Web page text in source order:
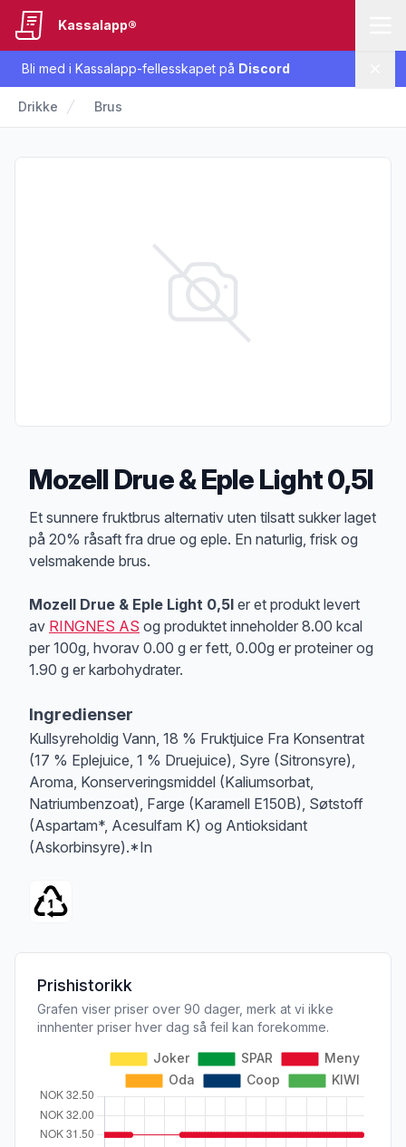
Bli med i Kassalapp-fellesskapet på Discord
Kassalapp®
Drikke Brus
Mozell Drue & Eple Light 0,5l
Produktbeskrivelse
Et sunnere fruktbrus alternativ uten tilsatt sukker laget
på 20% råsaft fra drue og eple. En naturlig, frisk og
velsmakende brus.
Mozell Drue & Eple Light 0,5l er et produkt levert
av RINGNES AS og produktet inneholder 8.00 kcal
per 100g, hvorav 0.00 g er fett, 0.00g er proteiner og
1.90 g er karbohydrater.
Ingredienser
Kullsyreholdig Vann, 18 % Fruktjuice Fra Konsentrat
(17 % Eplejuice, 1 % Druejuice), Syre (Sitronsyre),
Aroma, Konserveringsmiddel (Kaliumsorbat,
Natriumbenzoat), Farge (Karamell E150B), Søtstoff
(Aspartam*, Acesulfam K) og Antioksidant
(Askorbinsyre).*In
Prishistorikk
Grafen viser priser over 90 dager, merk at vi ikke
innhenter priser hver dag så feil kan forekomme.